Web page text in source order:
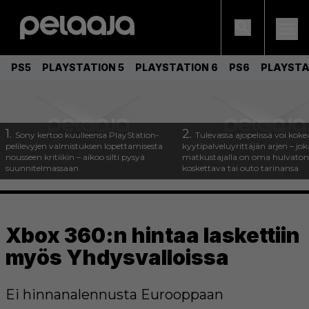
PS5 PLAYSTATION 5 PLAYSTATION 6 PS6
1. Sony kertoo kuulleensa PlayStation-
pelilevyjen valmistuksen lopettamisesta
nousseen kritiikin – aikoo silti pysyä
suunnitelmassaan
2. Tulevassa ajopelissä voi
kyytipalveluyrittäjän arjen –
matkustajalla on oma
koskettava tai outo tarinansa
Xbox 360:n hintaa laskettiin
myös Yhdysvalloissa
Ei hinnanalennusta Eurooppaan